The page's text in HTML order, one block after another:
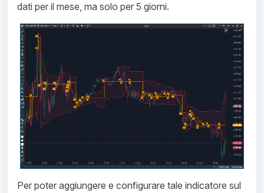
dati per il mese, ma solo per 5 giorni.
Per poter aggiungere e configurare tale indicatore sul